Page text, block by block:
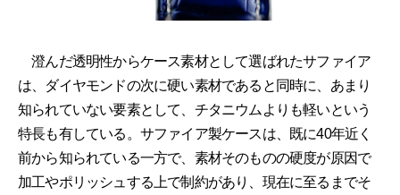
澄んだ透明性からケース素材として選ばれたサファイア
は、ダイヤモンドの次に硬い素材であると同時に、あまり
知られていない要素として、チタニウムよりも軽いという
特長も有している。サファイア製ケースは、既に40年近く
前から知られている一方で、素材そのものの硬度が原因で
加工やポリッシュする上で制約があり、現在に至るまでそ